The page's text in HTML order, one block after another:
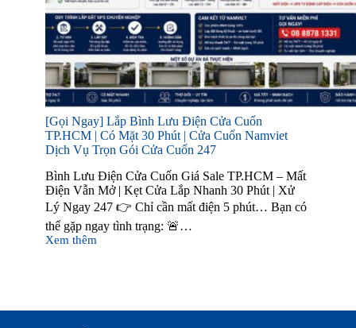
[Gọi Ngay] Lắp Bình Lưu Điện Cửa Cuốn
TP.HCM | Có Mặt 30 Phút | Cửa Cuốn Namviet
Dịch Vụ Trọn Gói Cửa Cuốn 247
Bình Lưu Điện Cửa Cuốn Giá Sale TP.HCM – Mất
Điện Vẫn Mở | Kẹt Cửa Lắp Nhanh 30 Phút | Xử
Lý Ngay 247 👉 Chỉ cần mất điện 5 phút… Bạn có
thể gặp ngay tình trạng: 🚨…
Xem thêm